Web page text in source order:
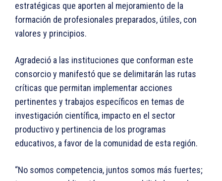
estratégicas que aporten al mejoramiento de la
formación de profesionales preparados, útiles, con
valores y principios.
Agradeció a las instituciones que conforman este
consorcio y manifestó que se delimitarán las rutas
críticas que permitan implementar acciones
pertinentes y trabajos específicos en temas de
investigación científica, impacto en el sector
productivo y pertinencia de los programas
educativos, a favor de la comunidad de esta región.
“No somos competencia, juntos somos más fuertes;